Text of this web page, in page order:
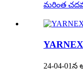
మరింత
24-04-